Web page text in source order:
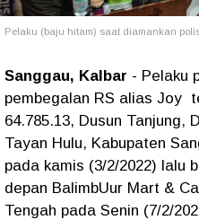
Pelaku (baju hitam) saat diamankan
Sanggau, Kalbar - Pelaku
pembegalan RS alias Joy
64.785.13, Dusun Tanjung,
Tayan Hulu, Kabupaten
pada kamis (3/2/2022) lalu
depan BalimbUur Mart &
Tengah pada Senin (7/2/